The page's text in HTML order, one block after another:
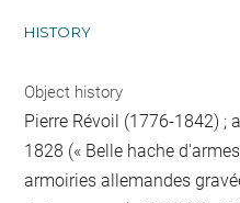
HISTORY
Object history
Pierre Révoil (1776-1842) ;
1828 (« Belle hache
armoiries allemandes